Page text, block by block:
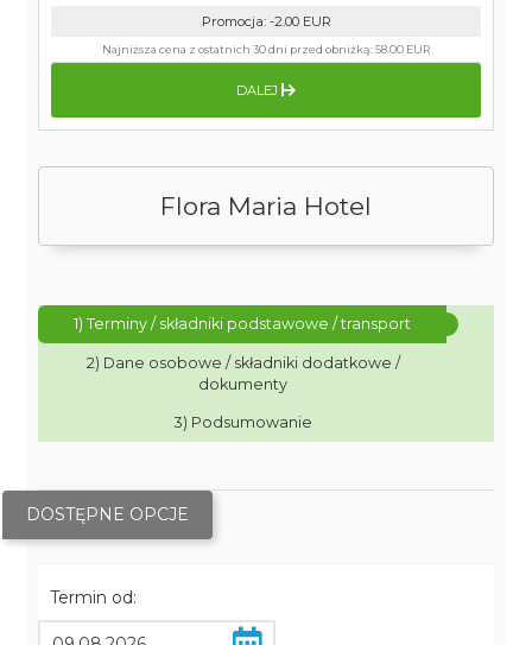
Flora Maria Hotel
1) Terminy / składniki podstawowe / transport
2) Dane osobowe / składniki dodatkowe /
dokumenty
3) Podsumowanie
DOSTĘPNE OPCJE
Termin od:
Promocja: -2.00 EUR
Najniższa cena z ostatnich 30 dni przed obniżką:58.00 EUR
DALEJ